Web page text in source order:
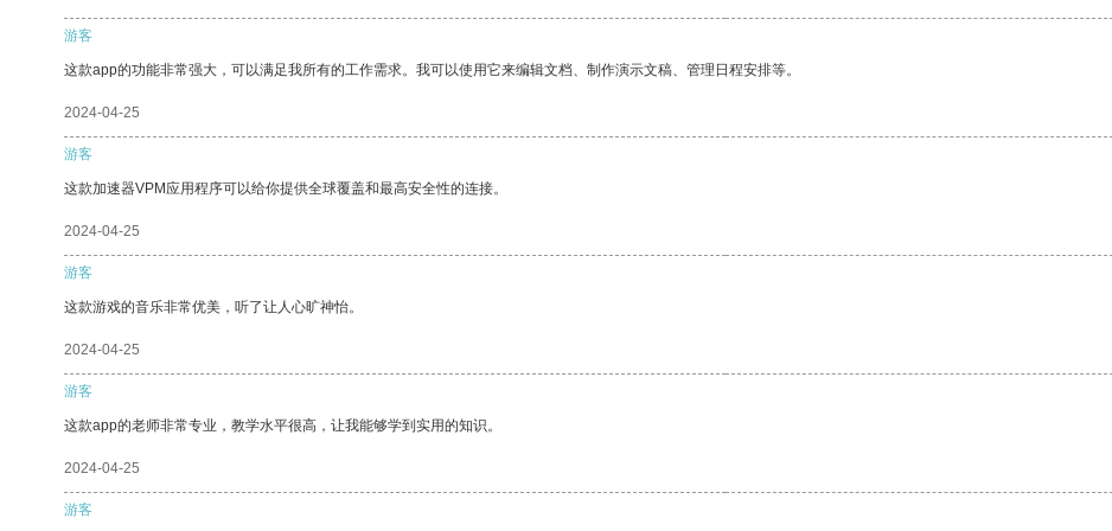
游客
这款app的功能非常强大，可以满足我所有的工作需求。我可以使用它来编辑文档、制作演示文稿、管理日程安排等。
2024-04-25
游客
这款加速器VPM应用程序可以给你提供全球覆盖和最高安全性的连接。
2024-04-25
游客
这款游戏的音乐非常优美，听了让人心旷神怡。
2024-04-25
游客
这款app的老师非常专业，教学水平很高，让我能够学到实用的知识。
2024-04-25
游客